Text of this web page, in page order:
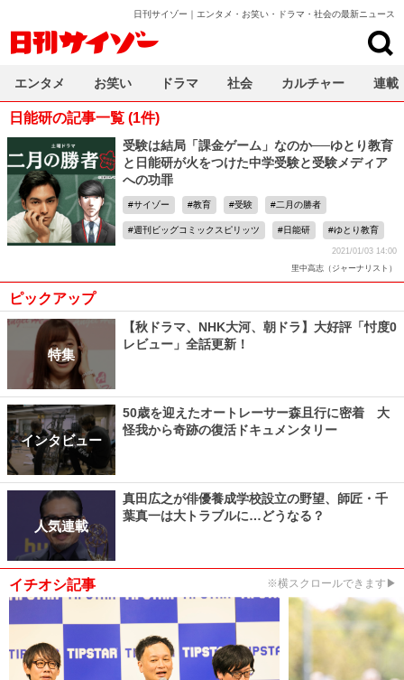
日刊サイゾー｜エンタメ・お笑い・ドラマ・社会の最新ニュース
日能研の記事一覧 (1件)
受験は結局「課金ゲーム」なのか──ゆとり教育
と日能研が火をつけた中学受験と受験メディア
への功罪
サイゾー 教育 受験 二月の勝者
週刊ビッグコミックスピリッツ 日能研 ゆとり教育
2021/01/03 14:00
里中高志（ジャーナリスト）
ピックアップ
特集
【秋ドラマ、NHK大河、朝ドラ】大好評「忖度0
レビュー」全話更新！
インタビュー
50歳を迎えたオートレーサー森且行に密着 大
怪我から奇跡の復活ドキュメンタリー
人気連載
真田広之が俳優養成学校設立の野望、師匠・千
葉真一は大トラブルに…どうなる？
イチオシ記事 ※横スクロールできます▶
エンタメ お笑い ドラマ 社会 カルチャー 連載